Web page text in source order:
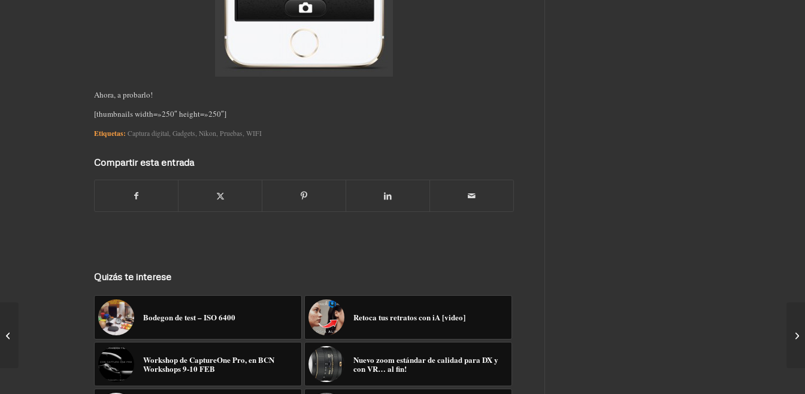
Ahora, a probarlo!
[thumbnails width=»250″ height=»250″]
Etiquetas: Captura digital, Gadgets, Nikon, Pruebas, WIFI
Compartir esta entrada
Quizás te interese
Bodegon de test – ISO 6400 Retoca tus retratos con iA [video]
Workshop de CaptureOne Pro, en BCN
Workshops 9-10 FEB
Nuevo zoom estándar de calidad para DX y
con VR… al fin!